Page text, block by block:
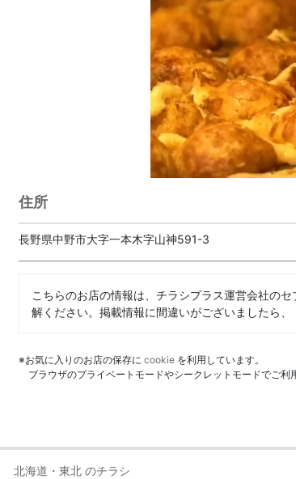
住所
長野県中野市大字一本木字山神591-3
こちらのお店の情報は、チラシプラス運営会社の
解ください。掲載情報に間違いがございましたら、
※お気に入りのお店の保存に cookie を利用しています。
ブラウザのプライベートモードやシークレットモードでご
北海道・東北 のチラシ